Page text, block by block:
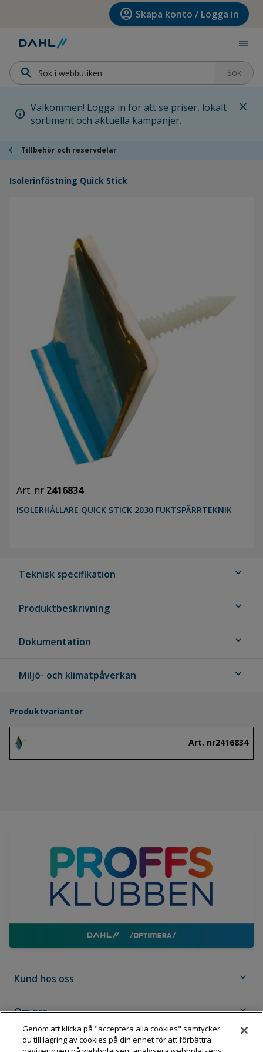
Hoppa till huvudinnehållet account_circle Skapa konto / Logga in
menu
search Sök
info Välkommen! Logga in för att se priser, lokalt
sortiment och aktuella kampanjer.
close
chevron_left Tillbehör och reservdelar
Isolerinfästning Quick Stick
Art. nr 2416834
ISOLERHÅLLARE QUICK STICK 2030 FUKTSPÄRRTEKNIK
Teknisk specifikation expand_more
Produktbeskrivning expand_more
Dokumentation expand_more
Miljö- och klimatpåverkan expand_more
Produktvarianter
Art. nr2416834
Kund hos oss expand_more
Om oss expand_more
Följ Dahl
Genom att klicka på "acceptera alla cookies" samtycker
du till lagring av cookies på din enhet för att förbättra